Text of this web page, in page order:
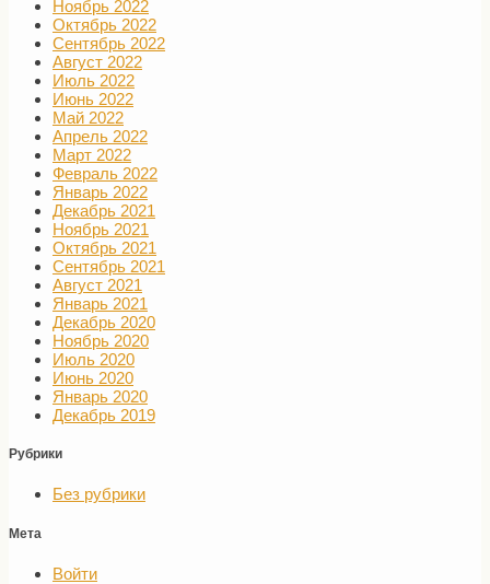
Ноябрь 2022
Октябрь 2022
Сентябрь 2022
Август 2022
Июль 2022
Июнь 2022
Май 2022
Апрель 2022
Март 2022
Февраль 2022
Январь 2022
Декабрь 2021
Ноябрь 2021
Октябрь 2021
Сентябрь 2021
Август 2021
Январь 2021
Декабрь 2020
Ноябрь 2020
Июль 2020
Июнь 2020
Январь 2020
Декабрь 2019
Рубрики
Без рубрики
Мета
Войти